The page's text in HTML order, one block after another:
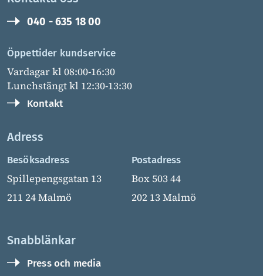
040 - 635 18 00
Öppettider kundservice
Vardagar kl 08:00-16:30
Lunchstängt kl 12:30-13:30
Kontakt
Adress
Besöksadress
Spillepengsgatan 13
211 24 Malmö
Postadress
Box 503 44
202 13 Malmö
Snabblänkar
Press och media